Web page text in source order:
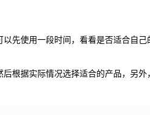
先使用一段时间，看看是否适合自己
根据实际情况选择适合的产品，另外，